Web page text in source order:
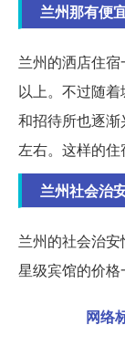
兰州那有便
兰州的洒店住
以上。不过随
和招待所也逐
左右。这样的住
兰州社会治
兰州的社会治
星级宾馆的价格
网络